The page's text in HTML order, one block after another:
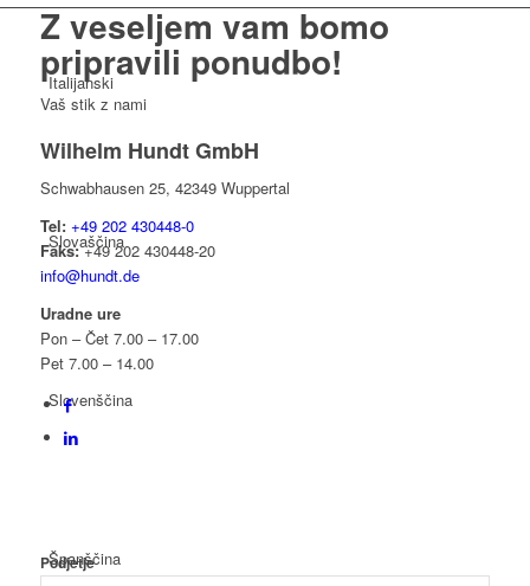
Italijanski
Slovaščina
Slovenščina
Španščina
Z veseljem vam bomo
pripravili ponudbo!
Vaš stik z nami
Wilhelm Hundt GmbH
Schwabhausen 25, 42349 Wuppertal
Tel: +49 202 430448-0
Faks:+49 202 430448-20
info@hundt.de
Uradne ure
Pon – Čet 7.00 – 17.00
Pet 7.00 – 14.00
Podjetje